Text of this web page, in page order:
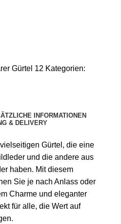
Gürtel 12 Kategorien:
INFORMATIONEN
& DELIVERY
Gürtel, die eine
und die andere aus
haben. Mit diesem
Sie je nach Anlass oder
Charme und eleganter
für alle, die Wert auf